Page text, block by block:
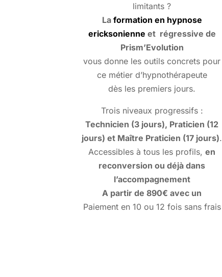
limitants ?
La formation en hypnose
ericksonienne et régressive de
Prism’Evolution
vous donne les outils concrets pour
ce métier d’hypnothérapeute
dès les premiers jours.
Trois niveaux progressifs :
Technicien (3 jours), Praticien (12
jours) et Maître Praticien (17 jours).
Accessibles à tous les profils,en
reconversion ou déjà dans
l’accompagnement
A partir de 890€ avec un
Paiement en 10 ou 12 fois sans frais